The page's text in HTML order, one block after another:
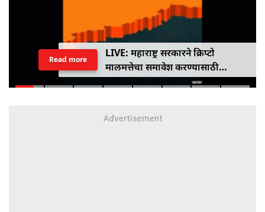
LIVE: महाराष्ट्र सरकारने क्रिप्टो
मालमत्तेचा समावेश करण्यासाठी
एमपीआयडी कायद्यात दुरुस्ती केली
Read more